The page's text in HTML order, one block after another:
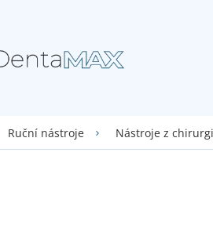
Ruční nástroje Nástroje z